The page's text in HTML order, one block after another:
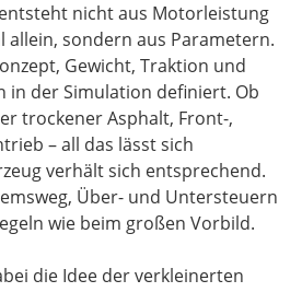
nicht aus Motorleistung
allein, sondern aus Parametern.
Gewicht, Traktion und
in der Simulation definiert. Ob
trockener Asphalt, Front-,
– all das lässt sich
verhält sich entsprechend.
Über- und Untersteuern
wie beim großen Vorbild.
die Idee der verkleinerten